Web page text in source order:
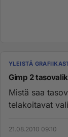
YLEISTÄ
Gimp 2
Mistä saa
telakoitavat
21.08.2010 09:10